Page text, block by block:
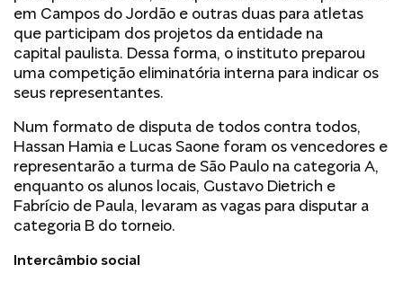
em Campos do Jordão e outras duas para atletas
que participam dos projetos da entidade na
capital paulista. Dessa forma, o instituto preparou
uma competição eliminatória interna para indicar os
seus representantes.
Num formato de disputa de todos contra todos,
Hassan Hamia e Lucas Saone foram os vencedores e
representarão a turma de São Paulo na categoria A,
enquanto os alunos locais, Gustavo Dietrich e
Fabrício de Paula, levaram as vagas para disputar a
categoria B do torneio.
Intercâmbio social